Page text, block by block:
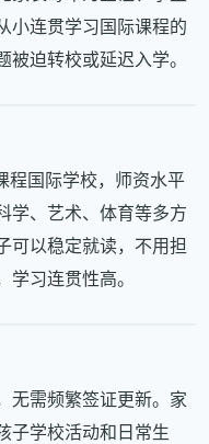
小连贯学习国际课程的
迫转校或延迟入学。
程国际学校，师资水平
学、艺术、体育等多方
可以稳定就读，不用担
习连贯性高。
无需频繁签证更新。家
子学校活动和日常生